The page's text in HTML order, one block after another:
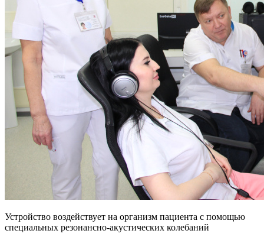
Устройство воздействует на организм пациента с помощью
специальных резонансно-акустических колебаний